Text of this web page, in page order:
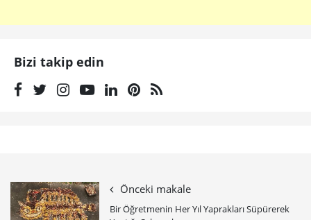
Bizi takip edin
Önceki makale
Bir Öğretmenin Her Yıl Yaprakları Süpürerek